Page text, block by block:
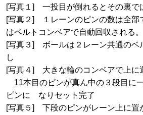
[写真１] 一投目が倒れるとその裏で
[写真２] １レーンのピンの数は全部
はベルトコンベアで自動回収される。
[写真３] ボールは２レーン共通のベ
し
[写真４] 大きな輪のコンベアで上に
11本目のピンが真ん中の３段目に
ピンに なりセット完了
[写真５] 下段のピンがレーン上に置